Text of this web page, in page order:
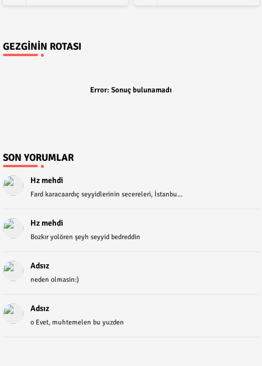
GEZGININ ROTASI
Error: Sonuç bulunamadı
SON YORUMLAR
Hz mehdi
Fard karacaardıç seyyidlerinin secereleri, İstanbu...
Hz mehdi
Bozkır yolören şeyh seyyid bedreddin
Adsız
neden olmasin:)
Adsız
o Evet, muhtemelen bu yuzden